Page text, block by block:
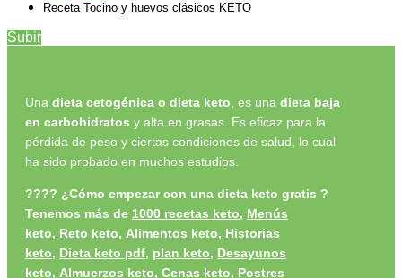
Receta Tocino y huevos clásicos KETO
Subir
Una dieta cetogénica o dieta keto, es una dieta baja
en carbohidratos y alta en grasas. Es eficaz para la
pérdida de peso y ciertas condiciones de salud, lo cual
ha sido probado en muchos estudios.
???? ¿Cómo empezar con una dieta keto gratis ?
Tenemos más de 1000 recetas keto, Menús
keto, Reto keto, Alimentos keto, Historias
keto, Dieta keto pdf, plan keto, Desayunos
keto, Almuerzos keto, Cenas keto, Postres